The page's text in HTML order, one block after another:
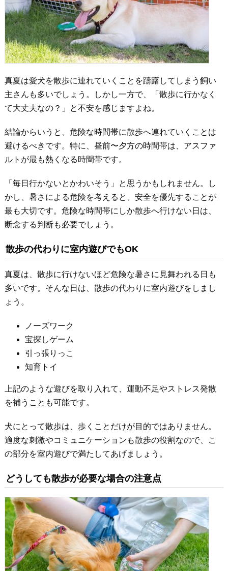
真夏は愛犬を散歩に連れていくことを躊躇してしまう飼い
主さんも多いでしょう。しかし一方で、「散歩に行かなく
て大丈夫なの？」と不安を感じますよね。
結論からいうと、危険な時間帯に散歩へ連れていくことは
避けるべきです。特に、昼前〜夕方の時間帯は、アスファ
ルトが最も熱くなる時間帯です。
「毎日行かないとかわいそう」と思うかもしれません。し
かし、暑さによる危険を考えると、安全を優先することが
最も大切です。危険な時間帯にしか散歩へ行けない日は、
断念する判断も必要でしょう。
散歩の代わりに室内遊びでもOK
真夏は、散歩に行けないほど危険な暑さに見舞われる日も
多いです。そんな日は、散歩の代わりに室内遊びをしまし
ょう。
ノーズワーク
宝探しゲーム
引っ張りっこ
知育トイ
上記のような遊びを取り入れて、運動不足やストレス発散
を補うことも可能です。
犬にとって散歩は、歩くことだけが目的ではありません。
適度な刺激やコミュニケーションも散歩の役割なので、こ
の部分を室内遊びで満たしてあげましょう。
どうしても散歩が必要な場合の注意点